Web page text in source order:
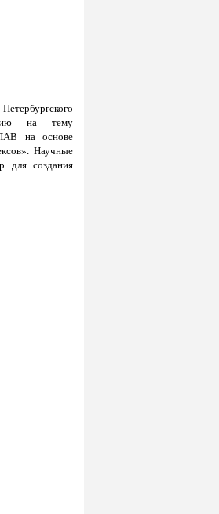
на тему
на основе
Научные
для создания